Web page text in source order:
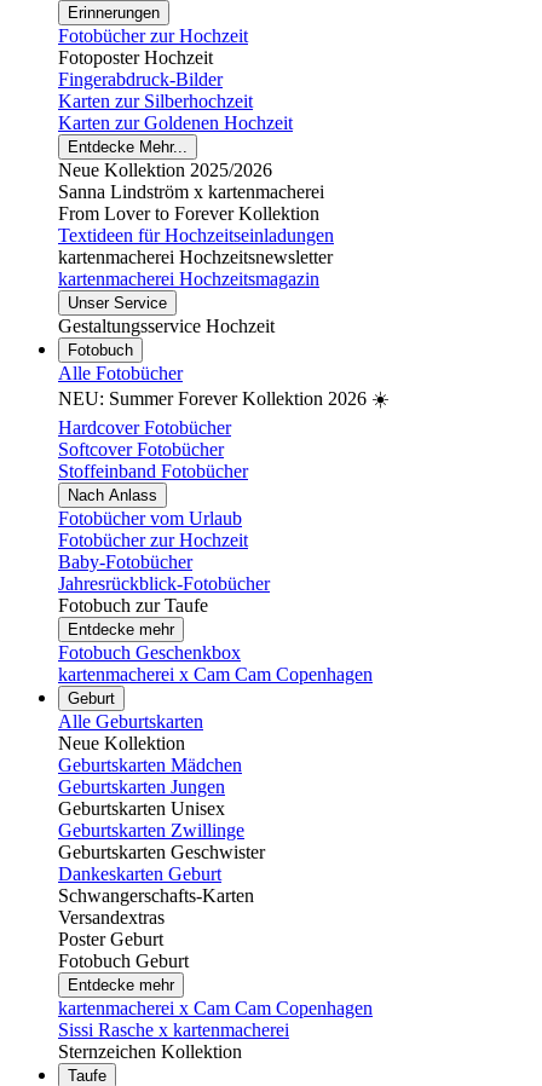
Erinnerungen
Fotobücher zur Hochzeit
Fotoposter Hochzeit
Fingerabdruck-Bilder
Karten zur Silberhochzeit
Karten zur Goldenen Hochzeit
Entdecke Mehr...
Neue Kollektion 2025/2026
Sanna Lindström x kartenmacherei
From Lover to Forever Kollektion
Textideen für Hochzeitseinladungen
kartenmacherei Hochzeitsnewsletter
kartenmacherei Hochzeitsmagazin
Unser Service
Gestaltungsservice Hochzeit
Fotobuch
Alle Fotobücher
NEU: Summer Forever Kollektion 2026 ☀️
Hardcover Fotobücher
Softcover Fotobücher
Stoffeinband Fotobücher
Nach Anlass
Fotobücher vom Urlaub
Fotobücher zur Hochzeit
Baby-Fotobücher
Jahresrückblick-Fotobücher
Fotobuch zur Taufe
Entdecke mehr
Fotobuch Geschenkbox
kartenmacherei x Cam Cam Copenhagen
Geburt
Alle Geburtskarten
Neue Kollektion
Geburtskarten Mädchen
Geburtskarten Jungen
Geburtskarten Unisex
Geburtskarten Zwillinge
Geburtskarten Geschwister
Dankeskarten Geburt
Schwangerschafts-Karten
Versandextras
Poster Geburt
Fotobuch Geburt
Entdecke mehr
kartenmacherei x Cam Cam Copenhagen
Sissi Rasche x kartenmacherei
Sternzeichen Kollektion
Taufe